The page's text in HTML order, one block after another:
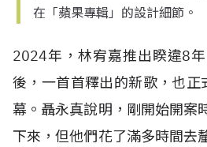
在「蘋果專輯」的設計細節。
2024年，林宥嘉推出睽違8
後，一首首釋出的新歌，也
幕。聶永真說明，剛開始開案
下來，但他們花了滿多時間去